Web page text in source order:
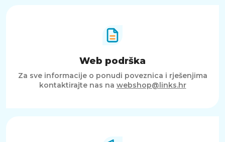
Web podrška
Za sve informacije o ponudi poveznica i rješenjima
kontaktirajte nas na webshop@links.hr